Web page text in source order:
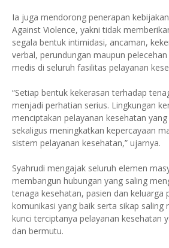
Ia juga mendorong penerapan
Against Violence, yakni tidak
segala bentuk intimidasi, ancaman,
verbal, perundungan maupun
medis di seluruh fasilitas pelayanan
“Setiap bentuk kekerasan terhadap
menjadi perhatian serius. Lingkungan
menciptakan pelayanan kesehatan
sekaligus meningkatkan kepercayaan
sistem pelayanan kesehatan,” ujarnya.
Syahrudi mengajak seluruh elemen
membangun hubungan yang saling
tenaga kesehatan, pasien dan keluarga
komunikasi yang baik serta sikap saling
kunci terciptanya pelayanan kesehatan
dan bermutu.